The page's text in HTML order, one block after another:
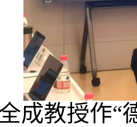
成教授作“